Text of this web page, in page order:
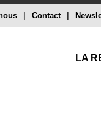
Contact
LA